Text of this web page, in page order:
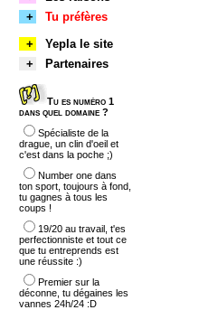
+
Tu préfères
+
Yepla le site
+
Partenaires
Tu es numéro 1
dans quel domaine ?
Spécialiste de la
drague, un clin d'oeil et
c'est dans la poche ;)
Number one dans
ton sport, toujours à fond,
tu gagnes à tous les
coups !
19/20 au travail, t'es
perfectionniste et tout ce
que tu entreprends est
une réussite :)
Premier sur la
déconne, tu dégaines les
vannes 24h/24 :D